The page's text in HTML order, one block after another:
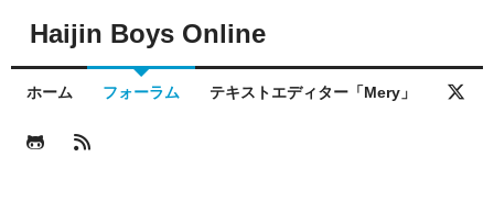
Haijin Boys Online
ホーム フォーラム テキストエディター「Mery」